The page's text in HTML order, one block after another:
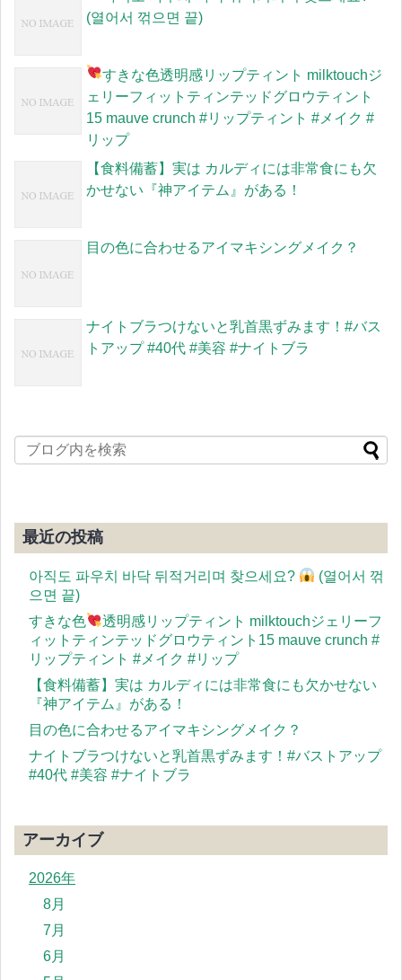
(열어서 꺾으면 끝)
すきな色透明感リップティント milktouchジ
ェリーフィットティンテッドグロウティント
15 mauve crunch #リップティント #メイク #
リップ
【食料備蓄】実は カルディには非常食にも欠
かせない『神アイテム』がある！
目の色に合わせるアイマキシングメイク？
ナイトブラつけないと乳首黒ずみます！#バス
トアップ #40代 #美容 #ナイトブラ
最近の投稿
아직도 파우치 바닥 뒤적거리며 찾으세요?
(열어서 꺾
으면 끝)
すきな色
透明感リップティント milktouchジェリーフ
ィットティンテッドグロウティント15 mauve crunch #
リップティント #メイク #リップ
【食料備蓄】実は カルディには非常食にも欠かせない
『神アイテム』がある！
目の色に合わせるアイマキシングメイク？
ナイトブラつけないと乳首黒ずみます！#バストアップ
#40代 #美容 #ナイトブラ
アーカイブ
2026年
8月
7月
6月